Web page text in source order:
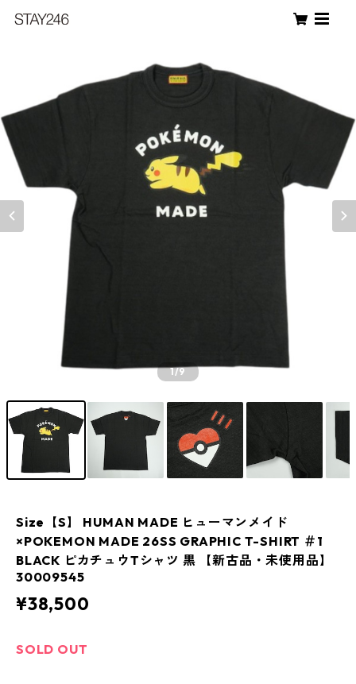
1/9
Size【S】 HUMAN MADE ヒューマンメイド
×POKEMON MADE 26SS GRAPHIC T-SHIRT ＃1
BLACK ピカチュウTシャツ 黒 【新古品・未使用品】
30009545
¥38,500
SOLD OUT